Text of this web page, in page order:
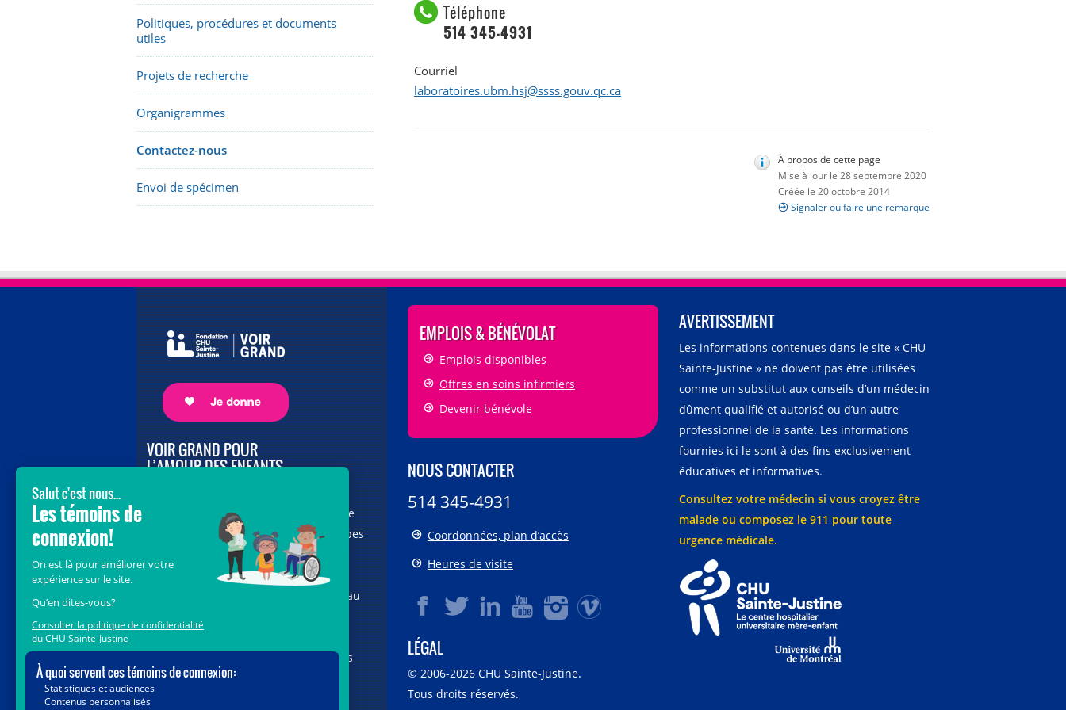
Politiques, procédures et documents
utiles
Projets de recherche
Organigrammes
Contactez-nous
Envoi de spécimen
Téléphone
514 345-4931
Courriel
laboratoires.ubm.hsj@ssss.gouv.qc.ca
À propos de cette page
Mise à jour le 28 septembre 2020
Créée le 20 octobre 2014
Signaler ou faire une remarque
VOIR GRAND POUR
L’AMOUR DES ENFANTS
vous au cœur de la campagne majeure
Voir Grand, nous conduisons les équipes
soignantes vers les opportunités de la
science et des nouvelles technologies
pour que chaque enfant, où qu’il soit au
Justine. Ensemble, unissons nos forces
pour leur avenir.
Merci de voir grand avec nous.
EMPLOIS & BÉNÉVOLAT
Emplois disponibles
Offres en soins infirmiers
Devenir bénévole
NOUS CONTACTER
514 345-4931
Coordonnées, plan d’accès
Heures de visite
LÉGAL
© 2006-2026CHU Sainte-Justine.
Tous droits réservés.
AVERTISSEMENT
Les informations contenues dans le site « CHU
Sainte-Justine » ne doivent pas être utilisées
comme un substitut aux conseils d’un médecin
dûment qualifié et autorisé ou d’un autre
professionnel de la santé. Les informations
fournies ici le sont à des fins exclusivement
éducatives et informatives.
Consultez votre médecin si vous croyez être
malade ou composez le 911 pour toute
urgence médicale.